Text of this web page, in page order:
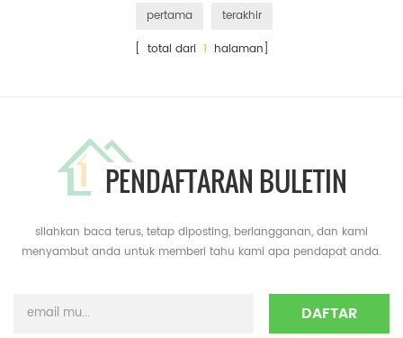
pertama
terakhir
[ total dari 1 halaman]
PENDAFTARAN BULETIN
silahkan baca terus, tetap diposting, berlangganan, dan kami
menyambut anda untuk memberi tahu kami apa pendapat anda.